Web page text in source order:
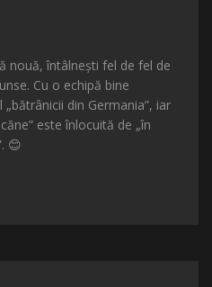
nouă, întâlnești fel de fel de
Cu o echipă bine
din Germania”, iar
este înlocuită de „în
😊